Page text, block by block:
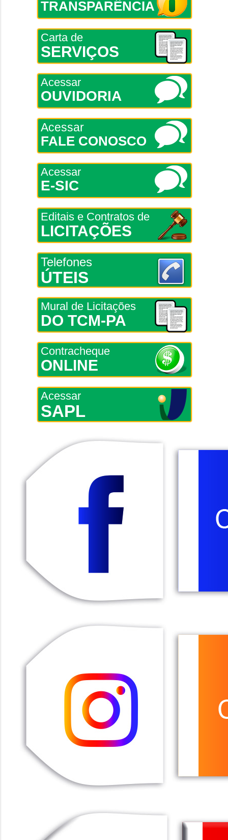
TRANSPARÊNCIA
Carta de
SERVIÇOS
Acessar
OUVIDORIA
Acessar
FALE CONOSCO
Acessar
E-SIC
Editais e Contratos de
LICITAÇÕES
Telefones
ÚTEIS
Mural de Licitações
DO TCM-PA
Contracheque
ONLINE
Acessar
SAPL